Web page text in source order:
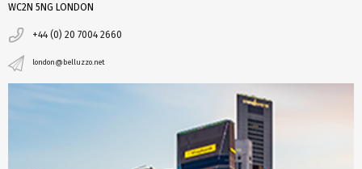
WC2N 5NG LONDON
+44 (0) 20 7004 2660
london@belluzzo.net